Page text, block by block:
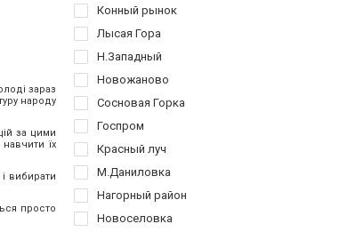
зараз
народу
за цими
їх
вибирати
просто
Конный рынок
Лысая Гора
Н.Западный
Новожаново
Сосновая Горка
Госпром
Красный луч
М.Даниловка
Нагорный район
Новоселовка